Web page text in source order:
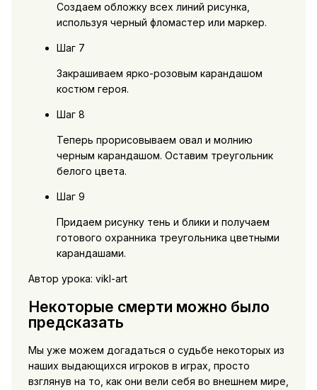
Создаем обложку всех линий рисунка,
используя черный фломастер или маркер.
Шаг 7
Закрашиваем ярко-розовым карандашом
костюм героя.
Шаг 8
Теперь прорисовываем овал и молнию
черным карандашом. Оставим треугольник
белого цвета.
Шаг 9
Придаем рисунку тень и блики и получаем
готового охранника треугольника цветными
карандашами.
Автор урока: vikl-art
Некоторые смерти можно было
предсказать
Мы уже можем догадаться о судьбе некоторых из
наших выдающихся игроков в играх, просто
взглянув на то, как они вели себя во внешнем мире,